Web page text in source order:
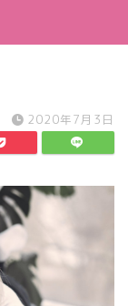
2020年7月3日